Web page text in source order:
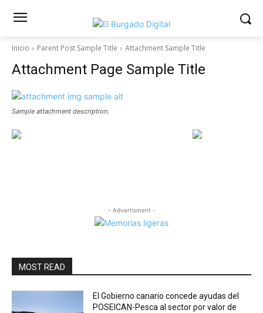
Inicio Parent Post Sample Title Attachment Sample Title
Attachment Page Sample Title
Sample attachment description.
- Advertisment -
MOST READ
El Gobierno canario concede ayudas del
POSEICAN-Pesca al sector por valor de